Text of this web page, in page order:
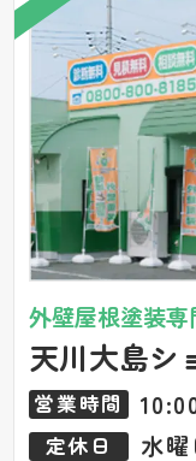
外壁屋根塗装
天川大島シ
営業時間
定休日 水